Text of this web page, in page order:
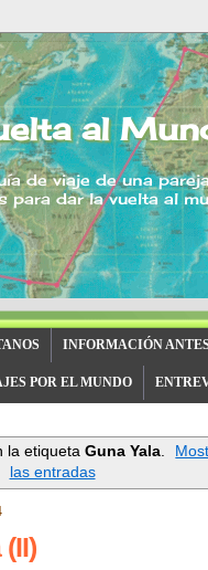
al
de viaje de una
para dar la vuelta al
INFORMACIÓN
POR EL MUNDO
la etiqueta Guna Yala.
las entradas